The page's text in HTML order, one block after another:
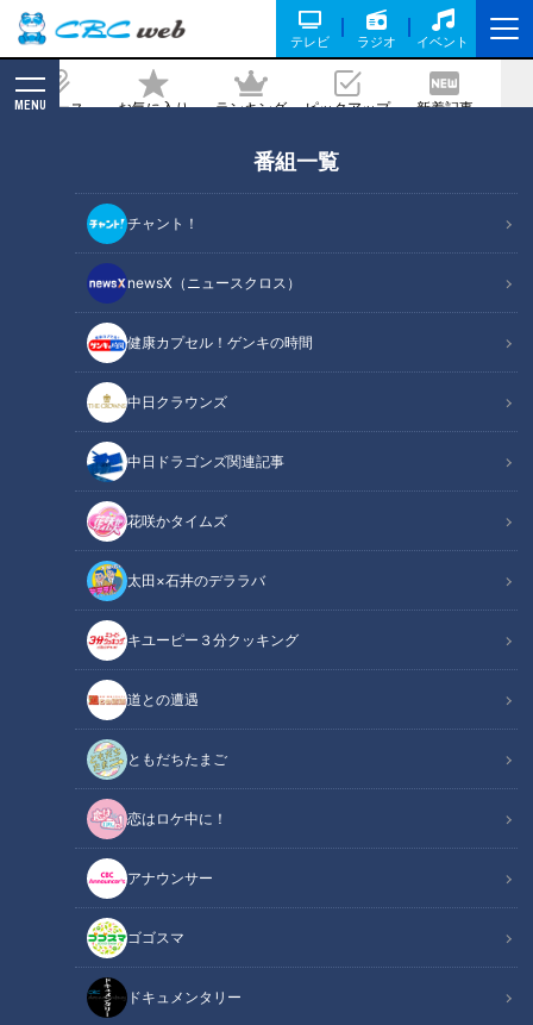
テレビ ラジオ イベント
ニュース お気に入り ランキング ピックアップ 新着記事
MENU
番組一覧
チャント！
newsX（ニュースクロス）
健康カプセル！ゲンキの時間
中日クラウンズ
中日ドラゴンズ関連記事
花咲かタイムズ
太田×石井のデララバ
キユーピー３分クッキング
道との遭遇
ともだちたまご
恋はロケ中に！
アナウンサー
ゴゴスマ
ドキュメンタリー
メも充実！進化が止まらない名古屋の二
大スーパー銭湯
2024/10/29 17:04
CBCテレビ『花咲かタイムズ』うなずキング
花咲かタイムズ
うなずキング
名古屋が誇る二大スーパー銭湯「キャナルリゾート」（中川
区）と「湯～とぴあ宝」（南区）の進化が止まらない！新登場
の最新サウナや、本格的なグルメを体験リポートしました。
最新サウナが続々登場！リニューアオープンした「キャナ
ルリゾート」